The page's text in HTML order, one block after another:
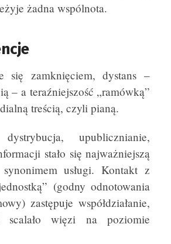
żadna wspólnota.
się zamknięciem, dystans –
– a teraźniejszość „ramówką”
treścią, czyli pianą.
dystrybucja, upublicznianie,
stało się najważniejszą
usługi. Kontakt z
(godny odnotowania
zastępuje współdziałanie,
scalało więzi na poziomie